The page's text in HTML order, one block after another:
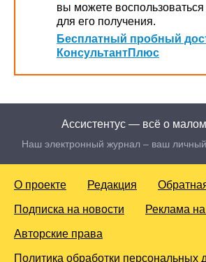
вы можете
для его получения.
Бесплатный пробный
КонсультантПлюс
Ассистентус — всё о
Наш электронный журнал – ваш личный
О проекте Редакция
Подписка на новости Реклама
Авторские права
Политика обработки персональных